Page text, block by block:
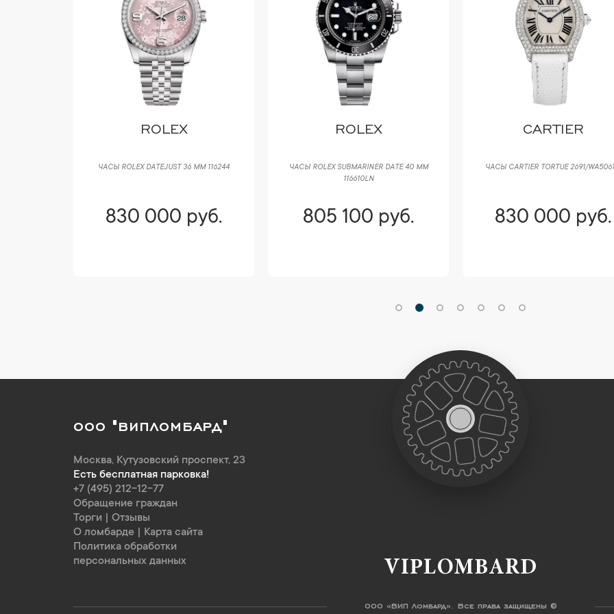
ROLEX
ЧАСЫ ROLEX DATEJUST 36 ММ 116244
830 000 руб.
ROLEX
ЧАСЫ ROLEX SUBMARINER DATE 40 ММ
116610LN
805 100 руб.
CARTIER
ЧАСЫ CARTIER TORTUE 2691/
830 000 руб.
ООО "ВИПЛОМБАРД"
Москва, Кутузовский проспект, 23
Есть бесплатная парковка!
+7 (495) 212-12-77
Обращение граждан
Торги
Отзывы
О ломбарде
Карта сайта
Политика обработки
персональных данных
VIPLOMBARD
ООО «ВИП Ломбард». Все права защищены ©